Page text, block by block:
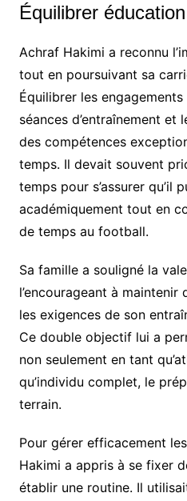
Équilibrer
Achraf Hakimi a reconnu
tout en poursuivant sa
Équilibrer les
séances d’entraînement et
des compétences
temps. Il devait souvent
temps pour s’assurer qu’il
académiquement tout en
de temps au football.
Sa famille a souligné la
l’encourageant à
les exigences de son
Ce double objectif lui a
non seulement en tant
qu’individu complet, le
terrain.
Pour gérer efficacement
Hakimi a appris à se fixer
établir une routine. Il